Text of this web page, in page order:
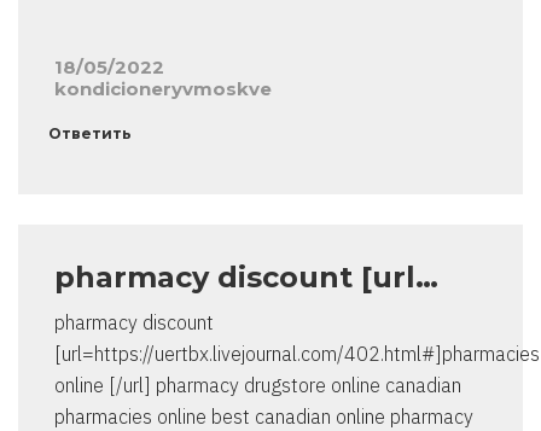
18/05/2022
kondicioneryvmoskve
Ответить
pharmacy discount [url…
pharmacy discount
[url=https://uertbx.livejournal.com/402.html#]pharmacies
online [/url] pharmacy drugstore online canadian
pharmacies online best canadian online pharmacy